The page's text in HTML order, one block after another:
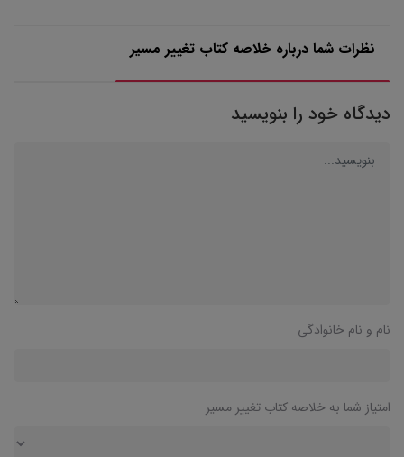
نظرات شما درباره خلاصه کتاب تغییر مسیر
دیدگاه خود را بنویسید
نام و نام خانوادگی
امتیاز شما به خلاصه کتاب تغییر مسیر